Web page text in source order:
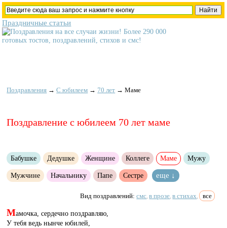
Праздничные статьи
Поздравления →С юбилеем → 70 лет →Маме
Поздравление с юбилеем 70 лет маме
Бабушке Дедушке Женщине Коллеге Маме Мужу
Мужчине Начальнику Папе Сестре еще ↓
Вид поздравлений:смс в прозе в стихах все
Мамочка, сердечно поздравляю,
У тебя ведь нынче юбилей,